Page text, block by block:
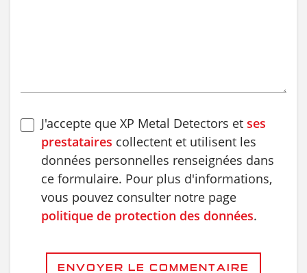
J'accepte que XP Metal Detectors et ses
prestataires collectent et utilisent les
données personnelles renseignées dans
ce formulaire. Pour plus d'informations,
vous pouvez consulter notre page
politique de protection des données.
ENVOYER LE COMMENTAIRE